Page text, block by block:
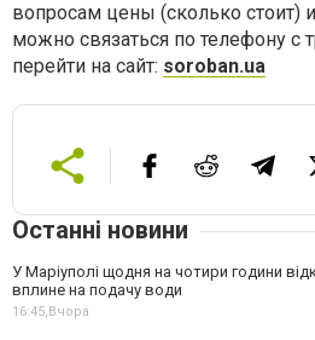
вопросам цены (сколько стоит)
можно связаться по телефону с
перейти на сайт: soroban.ua
Останні новини
У Маріуполі щодня на чотири години
вплине на подачу води
16:45,Вчора